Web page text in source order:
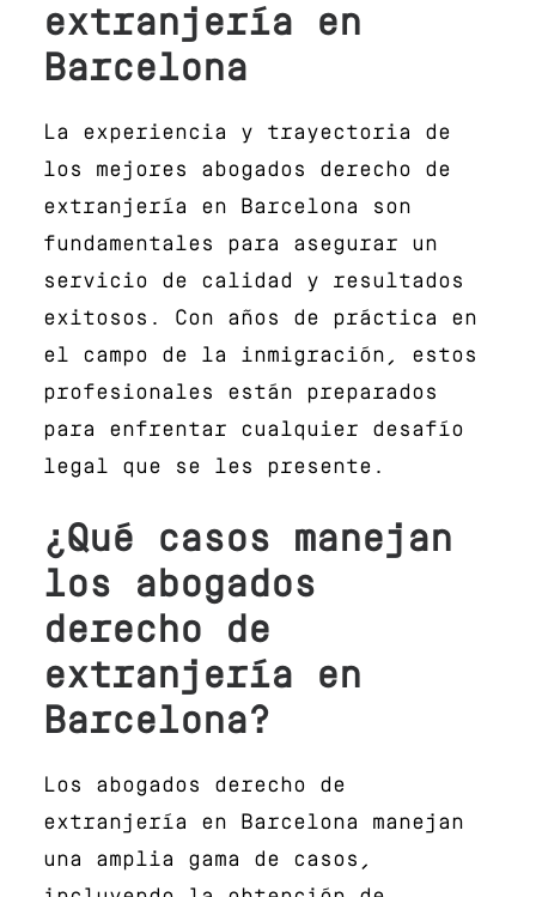
extranjería en
Barcelona
La experiencia y trayectoria de
los mejores abogados derecho de
extranjería en Barcelona son
fundamentales para asegurar un
servicio de calidad y resultados
exitosos. Con años de práctica en
el campo de la inmigración, estos
profesionales están preparados
para enfrentar cualquier desafío
legal que se les presente.
¿Qué casos manejan
los abogados
derecho de
extranjería en
Barcelona?
Los abogados derecho de
extranjería en Barcelona manejan
una amplia gama de casos,